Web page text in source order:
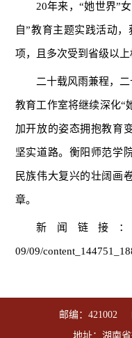
20年来，“她世界”
自”教育主题实践活动
项，且多次受到省级以上
二十载风雨兼程，
教育工作室将继续深化“
加开放的姿态拥抱教育
坚实道路。衡阳师范学
民族伟大复兴的壮阔画
章。
新闻链接
09/09/
邮编：421002
地址：湖南